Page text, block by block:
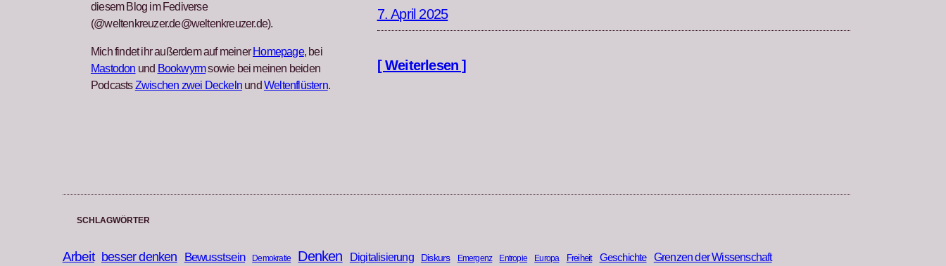
diesem Blog im Fediverse
(@weltenkreuzer.de@weltenkreuzer.de).
Mich findet ihr außerdem auf meiner Homepage, bei
Mastodon und Bookwyrmsowie bei meinen beiden
PodcastsZwischen zwei Deckelnund Weltenflüstern.
7. April 2025
[ Weiterlesen ]
SCHLAGWÖRTER
Arbeit besser denken Bewusstsein Demokratie Denken Digitalisierung Diskurs Emergenz Entropie Europa Freiheit Geschichte Grenzen der Wissenschaft